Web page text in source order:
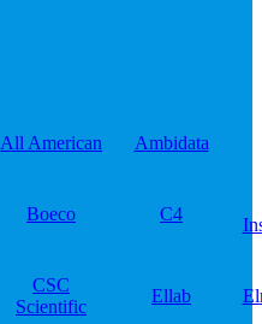
All American Ambidata
Boeco C4
CSC
Scientific
Ellab